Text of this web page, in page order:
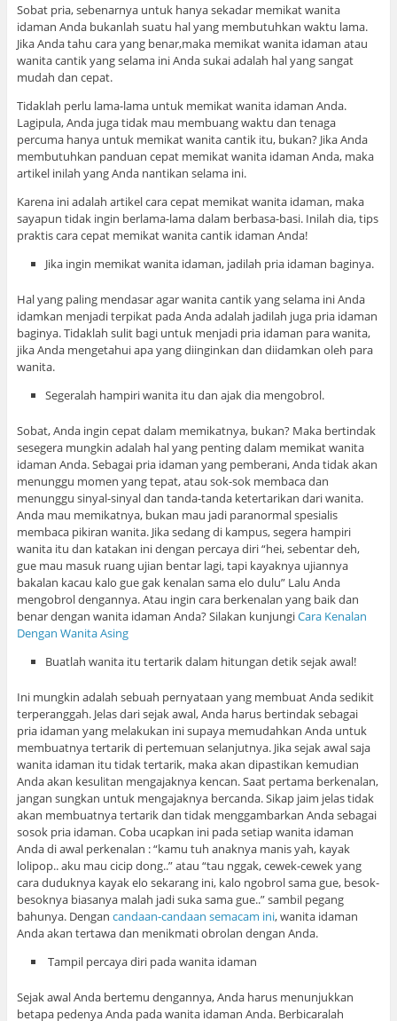
Sobat pria, sebenarnya untuk hanya sekadar memikat wanita
idaman Anda bukanlah suatu hal yang membutuhkan waktu lama.
Jika Anda tahu cara yang benar,maka memikat wanita idaman atau
wanita cantik yang selama ini Anda sukai adalah hal yang sangat
mudah dan cepat.
Tidaklah perlu lama-lama untuk memikat wanita idaman Anda.
Lagipula, Anda juga tidak mau membuang waktu dan tenaga
percuma hanya untuk memikat wanita cantik itu, bukan? Jika Anda
membutuhkan panduan cepat memikat wanita idaman Anda, maka
artikel inilah yang Anda nantikan selama ini.
Karena ini adalah artikel cara cepat memikat wanita idaman, maka
sayapun tidak ingin berlama-lama dalam berbasa-basi. Inilah dia, tips
praktis cara cepat memikat wanita cantik idaman Anda!
Jika ingin memikat wanita idaman, jadilah pria idaman baginya.
Hal yang paling mendasar agar wanita cantik yang selama ini Anda
idamkan menjadi terpikat pada Anda adalah jadilah juga pria idaman
baginya. Tidaklah sulit bagi untuk menjadi pria idaman para wanita,
jika Anda mengetahui apa yang diinginkan dan diidamkan oleh para
wanita.
Segeralah hampiri wanita itu dan ajak dia mengobrol.
Sobat, Anda ingin cepat dalam memikatnya, bukan? Maka bertindak
sesegera mungkin adalah hal yang penting dalam memikat wanita
idaman Anda. Sebagai pria idaman yang pemberani, Anda tidak akan
menunggu momen yang tepat, atau sok-sok membaca dan
menunggu sinyal-sinyal dan tanda-tanda ketertarikan dari wanita.
Anda mau memikatnya, bukan mau jadi paranormal spesialis
membaca pikiran wanita. Jika sedang di kampus, segera hampiri
wanita itu dan katakan ini dengan percaya diri “hei, sebentar deh,
gue mau masuk ruang ujian bentar lagi, tapi kayaknya ujiannya
bakalan kacau kalo gue gak kenalan sama elo dulu” Lalu Anda
mengobrol dengannya. Atau ingin cara berkenalan yang baik dan
benar dengan wanita idaman Anda? Silakan kunjungiCara Kenalan
Dengan Wanita Asing
Buatlah wanita itu tertarik dalam hitungan detik sejak awal!
Ini mungkin adalah sebuah pernyataan yang membuat Anda sedikit
terperanggah. Jelas dari sejak awal, Anda harus bertindak sebagai
pria idaman yang melakukan ini supaya memudahkan Anda untuk
membuatnya tertarik di pertemuan selanjutnya. Jika sejak awal saja
wanita idaman itu tidak tertarik, maka akan dipastikan kemudian
Anda akan kesulitan mengajaknya kencan. Saat pertama berkenalan,
jangan sungkan untuk mengajaknya bercanda. Sikap jaim jelas tidak
akan membuatnya tertarik dan tidak menggambarkan Anda sebagai
sosok pria idaman. Coba ucapkan ini pada setiap wanita idaman
Anda di awal perkenalan : “kamu tuh anaknya manis yah, kayak
lolipop.. aku mau cicip dong..” atau “tau nggak, cewek-cewek yang
cara duduknya kayak elo sekarang ini, kalo ngobrol sama gue, besok-
besoknya biasanya malah jadi suka sama gue..” sambil pegang
bahunya. Dengan candaan-candaan semacam ini, wanita idaman
Anda akan tertawa dan menikmati obrolan dengan Anda.
Tampil percaya diri pada wanita idaman
Sejak awal Anda bertemu dengannya, Anda harus menunjukkan
betapa pedenya Anda pada wanita idaman Anda. Berbicaralah